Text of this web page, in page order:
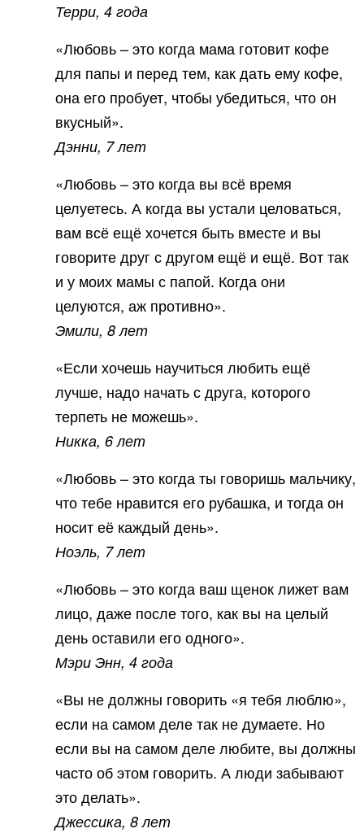
Терри, 4 года
«Любовь – это когда мама готовит кофе
для папы и перед тем, как дать ему кофе,
она его пробует, чтобы убедиться, что он
вкусный».
Дэнни, 7 лет
«Любовь – это когда вы всё время
целуетесь. А когда вы устали целоваться,
вам всё ещё хочется быть вместе и вы
говорите друг с другом ещё и ещё. Вот так
и у моих мамы с папой. Когда они
целуются, аж противно».
Эмили, 8 лет
«Если хочешь научиться любить ещё
лучше, надо начать с друга, которого
терпеть не можешь».
Никка, 6 лет
«Любовь – это когда ты говоришь мальчику,
что тебе нравится его рубашка, и тогда он
носит её каждый день».
Ноэль, 7 лет
«Любовь – это когда ваш щенок лижет вам
лицо, даже после того, как вы на целый
день оставили его одного».
Мэри Энн, 4 года
«Вы не должны говорить «я тебя люблю»,
если на самом деле так не думаете. Но
если вы на самом деле любите, вы должны
часто об этом говорить. А люди забывают
это делать».
Джессика, 8 лет